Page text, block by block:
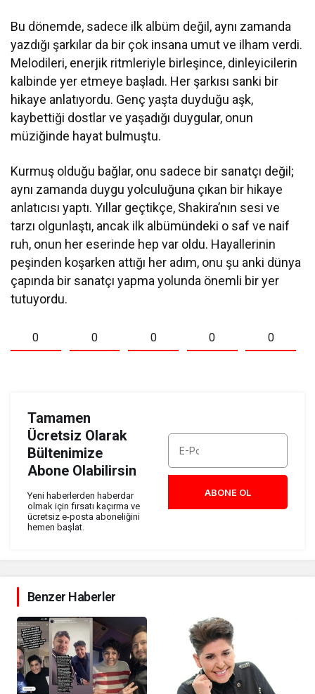
Bu dönemde, sadece ilk albüm değil, aynı zamanda
yazdığı şarkılar da bir çok insana umut ve ilham verdi.
Melodileri, enerjik ritmleriyle birleşince, dinleyicilerin
kalbinde yer etmeye başladı. Her şarkısı sanki bir
hikaye anlatıyordu. Genç yaşta duyduğu aşk,
kaybettiği dostlar ve yaşadığı duygular, onun
müziğinde hayat bulmuştu.
Kurmuş olduğu bağlar, onu sadece bir sanatçı değil;
aynı zamanda duygu yolculuğuna çıkan bir hikaye
anlatıcısı yaptı. Yıllar geçtikçe, Shakira’nın sesi ve
tarzı olgunlaştı, ancak ilk albümündeki o saf ve naif
ruh, onun her eserinde hep var oldu. Hayallerinin
peşinden koşarken attığı her adım, onu şu anki dünya
çapında bir sanatçı yapma yolunda önemli bir yer
tutuyordu.
0 0 0 0 0
Tamamen
Ücretsiz Olarak
Bültenimize
Abone Olabilirsin
Yeni haberlerden haberdar
olmak için fırsatı kaçırma ve
ücretsiz e-posta aboneliğini
hemen başlat.
ABONE OL
Benzer Haberler